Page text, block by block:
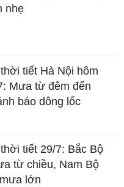
nhẹ
tiết Hà Nội hôm
Mưa từ đêm đến
báo dông lốc
tiết 29/7: Bắc Bộ
từ chiều, Nam Bộ
lớn